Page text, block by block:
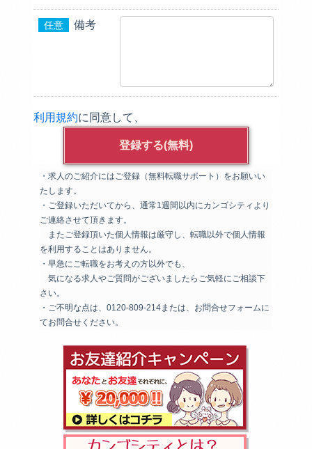
任意 備考
利用規約に同意して、
・求人のご紹介にはご登録（無料転職サポート）をお願いい
たします。
・ご登録いただいてから、通常1週間以内にカンゴシティより
ご連絡させて頂きます。
またご登録頂いた個人情報は厳守し、転職以外で個人情報
を利用することはありません。
・早急にご転職をお考えの方以外でも、
気になる求人やご質問がございましたらご気軽にご相談下
さい。
・ご不明な点は、0120-809-214または、お問合せフォームに
てお問合せください。